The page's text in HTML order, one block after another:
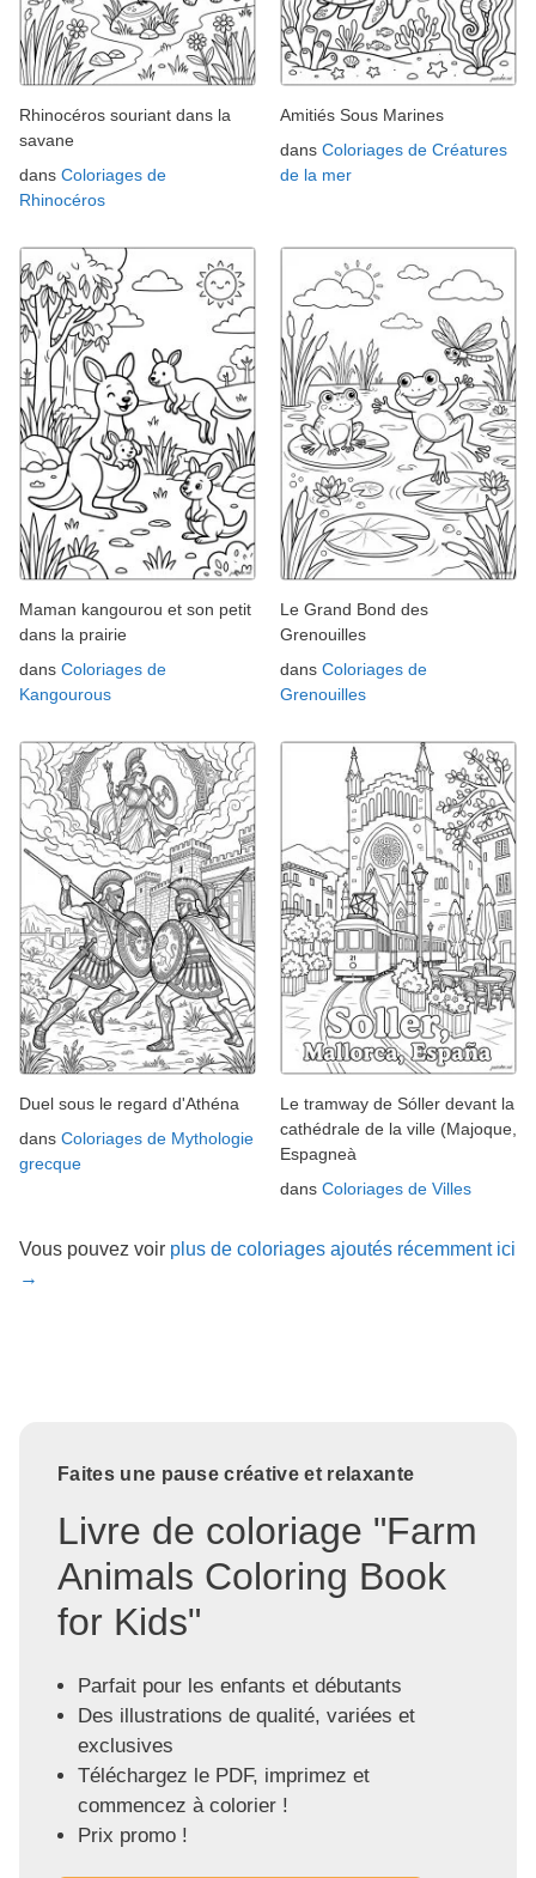
Rhinocéros souriant dans la
savane
dans Coloriages de
Rhinocéros
Amitiés Sous Marines
dans Coloriages de Créatures
de la mer
Maman kangourou et son petit
dans la prairie
dans Coloriages de
Kangourous
Le Grand Bond des
Grenouilles
dans Coloriages de
Grenouilles
Duel sous le regard d'Athéna
dans Coloriages de Mythologie
grecque
Le tramway de Sóller devant la
cathédrale de la ville (Majoque,
Espagneà
dans Coloriages de Villes
Vous pouvez voir plus de coloriages ajoutés récemment ici
→
Faites une pause créative et relaxante
Livre de coloriage "Farm
Animals Coloring Book
for Kids"
Parfait pour les enfants et débutants
Des illustrations de qualité, variées et
exclusives
Téléchargez le PDF, imprimez et
commencez à colorier !
Prix promo !